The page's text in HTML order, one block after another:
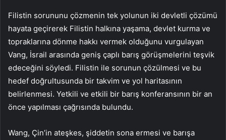
Filistin sorununu çözmenin tek yolunun iki devletli çözümü
hayata geçirerek Filistin halkına yaşama, devlet kurma ve
topraklarına dönme hakkı vermek olduğunu vurgulayan
Vang, İsrail arasında geniş çaplı barış görüşmelerini teşvik
edeceğini söyledi. Filistin ile sorunun çözülmesi ve bu
hedef doğrultusunda bir takvim ve yol haritasının
belirlenmesi. Yetkili ve etkili bir barış konferansının bir an
önce yapılması çağrısında bulundu.
Wang, Çin’in ateşkes, şiddetin sona ermesi ve barışa